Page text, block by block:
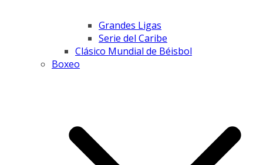
Grandes Ligas
Serie del Caribe
Clásico Mundial de Béisbol
Boxeo